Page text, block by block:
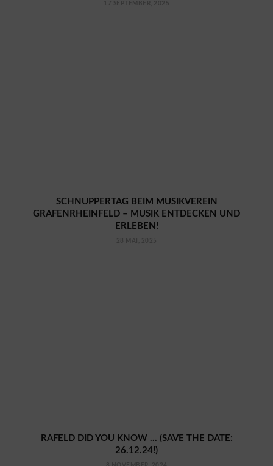
SCHNUPPERTAG BEIM MUSIKVEREIN
GRAFENRHEINFELD – MUSIK ENTDECKEN UND
ERLEBEN!
RAFELD DID YOU KNOW … (SAVE THE DATE:
26.12.24!)